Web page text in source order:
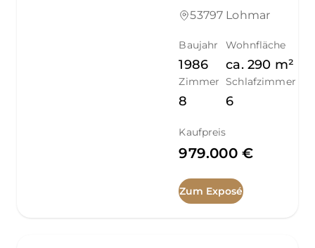
53797 Lohmar
Baujahr
1986
Wohnfläche
ca. 290 m²
Zimmer
8
Schlafzimmer
6
Kaufpreis
979.000 €
Zum Exposé